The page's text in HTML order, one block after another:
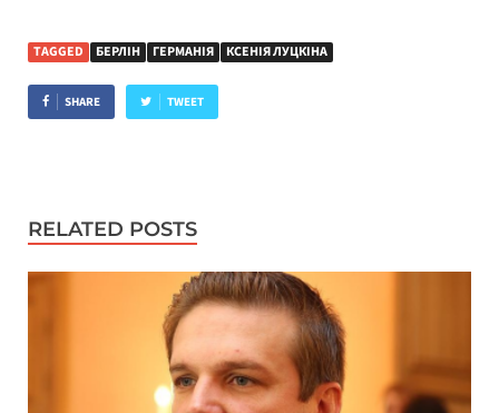
TAGGED БЕРЛІН ГЕРМАНІЯ КСЕНІЯ ЛУЦКІНА
SHARE TWEET
RELATED POSTS